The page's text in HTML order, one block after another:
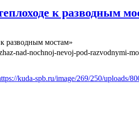
к разводным
разводным мостам»
nad-nochnoj-nevoj-pod-razvodnymi-
kuda-spb.ru/image/269/250/uploads/